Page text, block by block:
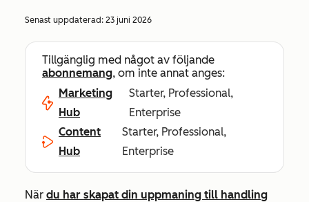
Senast uppdaterad: 23 juni 2026
Tillgänglig med något av följande
abonnemang, om inte annat anges:
Marketing
Hub
Starter, Professional,
Enterprise
Content
Hub
Starter, Professional,
Enterprise
När du har skapat din uppmaning till handling